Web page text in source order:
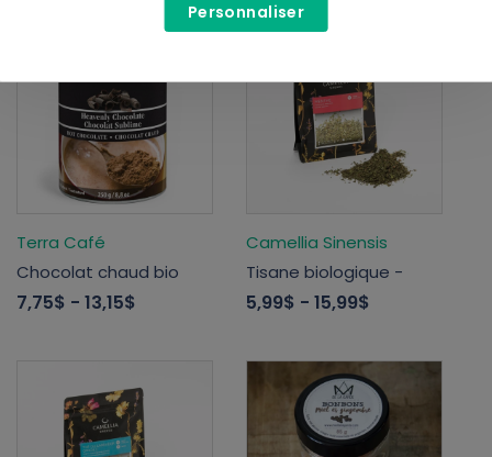
Terra Café
Chocolat chaud bio
7,75$ - 13,15$
Camellia Sinensis
Tisane biologique -
5,99$ - 15,99$
Personnaliser